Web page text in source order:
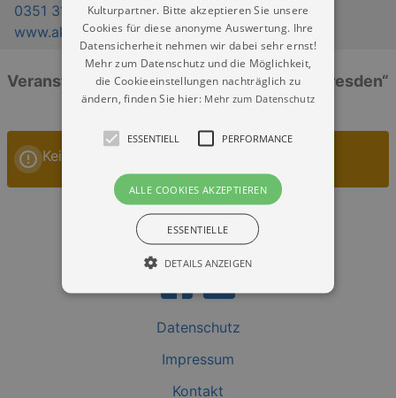
0351 31746-0
www.aksachsen.org
Veranstaltungen: „Haus der Architekten Dresden“
Keine Veranstaltungen
Datenschutz
Impressum
Kontakt
Kulturpartner. Bitte akzeptieren Sie unsere
Cookies für diese anonyme Auswertung. Ihre
Datensicherheit nehmen wir dabei sehr ernst!
Mehr zum Datenschutz und die Möglichkeit,
die Cookieeinstellungen nachträglich zu
ändern, finden Sie hier: Mehr zum Datenschutz
ESSENTIELL PERFORMANCE
ALLE COOKIES AKZEPTIEREN
ESSENTIELLE
DETAILS ANZEIGEN
Essentiell Performance
Essentielle Cookies werden für die
gebraucht. Zum Beispiel für das Login in Ihren